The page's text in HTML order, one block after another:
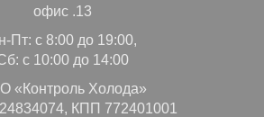
офис .13
Пт: с 8:00 до 19:00,
с 10:00 до 14:00
«Контроль Холода»
КПП 772401001